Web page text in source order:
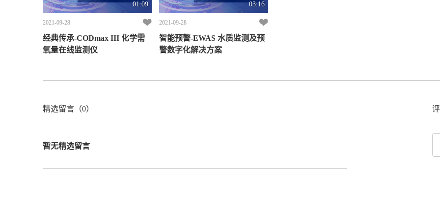
01:09
2021-09-28
经典传承-CODmax III 化学需
氧量在线监测仪
03:16
2021-09-28
智能预警-EWAS 水质监测及预
警数字化解决方案
精选留言（0）
暂无精选留言